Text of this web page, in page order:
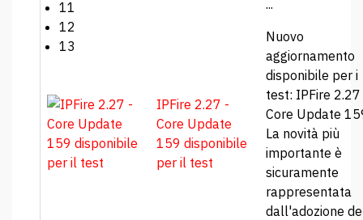
11
12
13
...
IPFire 2.27 -
Core Update
159 disponibile
per il test
Nuovo
aggiornamento
disponibile per i
test: IPFire
Core Update
La novità più
importante è
sicuramente
rappresentata
dall'adozione